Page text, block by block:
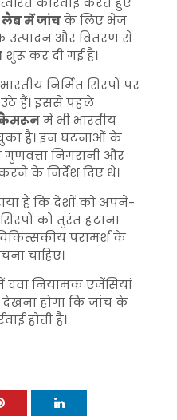
में जांचके लिए भेज
उत्पादन और वितरण से
शुरू कर दी गई है।
निर्मित सिरपों पर
उठे हैं। इससे पहले
कैमरूनमें भी भारतीय
है। इन घटनाओं के
निगरानी और
के निर्देश दिए थे।
है कि देशों को अपने-
को तुरंत हटाना
परामर्श के
चाहिए।
दवा नियामक एजेंसियां
होगा कि जांच के
होती है।